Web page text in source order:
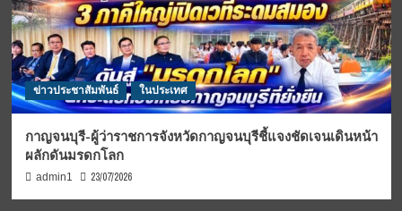
ข่าวประชาสัมพันธ์ ในประเทศ
กาญจนบุรี-ผู้ว่าราชการจังหวัดกาญจนบุรีชี้แจงชัดเจนเดินหน้า
ผลักดันมรดกโลก
admin1 23/07/2026